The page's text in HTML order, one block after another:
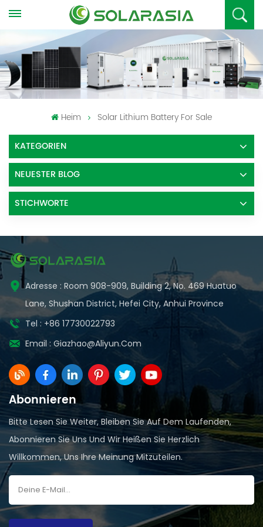
Heim Solar Lithium Battery For Sale
KATEGORIEN
NEUESTER BLOG
STICHWORTE
Adresse : Room 908-909, Building 2, No. 469 Huatuo
Lane, Shushan District, Hefei City, Anhui Province
Tel : +86 17730022793
Email : Giazhao@aliyun.com
Abonnieren
Bitte Lesen Sie Weiter, Bleiben Sie Auf Dem Laufenden,
Abonnieren Sie Uns Und Wir Heißen Sie Herzlich
Willkommen, Uns Ihre Meinung Mitzuteilen.